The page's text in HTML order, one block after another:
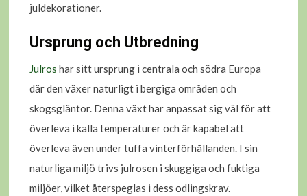
juldekorationer.
Ursprung och Utbredning
Julros har sitt ursprung i centrala och södra Europa
där den växer naturligt i bergiga områden och
skogsgläntor. Denna växt har anpassat sig väl för att
överleva i kalla temperaturer och är kapabel att
överleva även under tuffa vinterförhållanden. I sin
naturliga miljö trivs julrosen i skuggiga och fuktiga
miljöer, vilket återspeglas i dess odlingskrav.